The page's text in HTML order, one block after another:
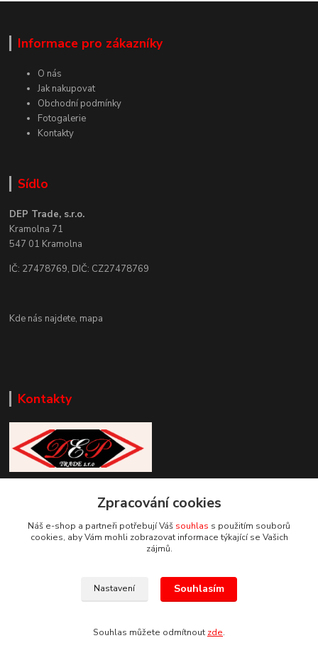
Informace pro zákazníky
O nás
Jak nakupovat
Obchodní podmínky
Fotogalerie
Kontakty
Sídlo
DEP Trade, s.r.o.
Kramolna 71
547 01 Kramolna
IČ: 27478769, DIČ: CZ27478769
Kde nás najdete, mapa
Kontakty
+420 777 085 857
info@deptrade.cz
Zpracování cookies
Náš e-shop a partneři potřebují Váš souhlas s použitím souborů
cookies, aby Vám mohli zobrazovat informace týkající se Vašich
zájmů.
Nastavení Souhlasím
Souhlas můžete odmítnout zde.